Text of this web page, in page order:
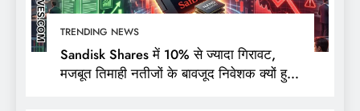
TRENDING NEWS
Sandisk Shares में 10% से ज्यादा गिरावट,
मजबूत तिमाही नतीजों के बावजूद निवेशक क्यों हुए